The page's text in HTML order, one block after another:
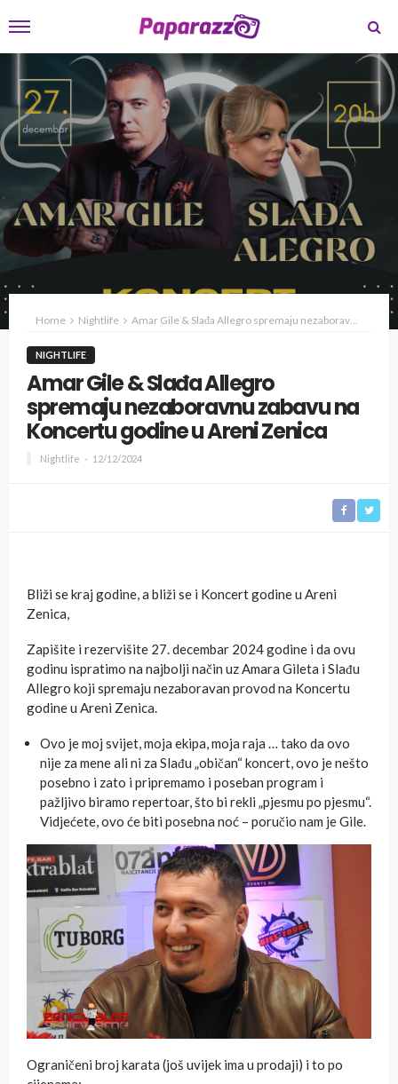
Home Nightlife Amar Gile & Slađa Allegro spremaju nezaboravnu zabavu na Koncertu godine u Areni Zenica
NIGHTLIFE
Amar Gile & Slađa Allegro
spremaju nezaboravnu zabavu na
Koncertu godine u Areni Zenica
Nightlife 12/12/2024
Bliži se kraj godine, a bliži se i Koncert godine u Areni
Zenica,
Zapišite i rezervišite 27. decembar 2024 godine i da ovu
godinu ispratimo na najbolji način uz Amara Gileta i Slađu
Allegro koji spremaju nezaboravan provod na Koncertu
godine u Areni Zenica.
Ovo je moj svijet, moja ekipa, moja raja … tako da ovo
nije za mene ali ni za Slađu „običan“ koncert, ovo je nešto
posebno i zato i pripremamo i poseban program i
pažljivo biramo repertoar, što bi rekli „pjesmu po pjesmu“.
Vidjećete, ovo će biti posebna noć – poručio nam je Gile.
Ograničeni broj karata (još uvijek ima u prodaji) i to po